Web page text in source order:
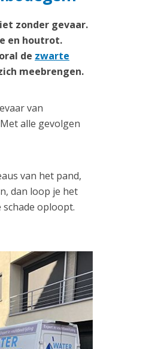
zonder gevaar.
en houtrot.
de zwarte
meebrengen.
van
alle gevolgen
van het pand,
dan loop je het
oploopt.